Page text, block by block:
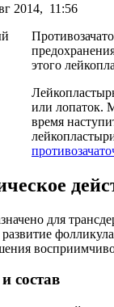
2014, 11:56
этого
или лопаток.
время
для
состав